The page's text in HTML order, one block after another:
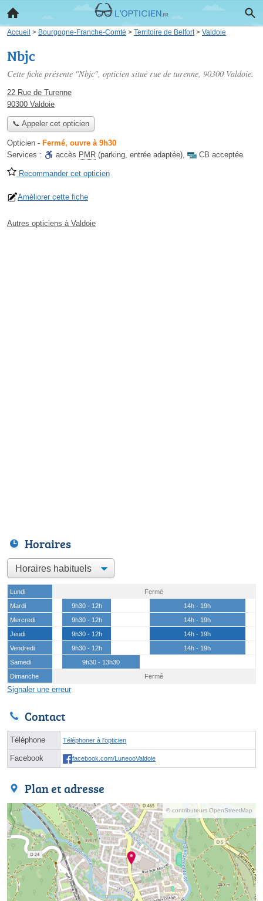
Accueil > Bourgogne-Franche-Comté > Territoire de Belfort> Valdoie
Nbjc
Cette fiche présente "Nbjc", opticien situé rue de turenne, 90300 Valdoie.
22 Rue de Turenne
90300 Valdoie
📞 Appeler cet opticien
Opticien - Fermé, ouvre à 9h30
Services :
accès PMR (parking, entrée adaptée), CB acceptée
Recommander cet opticien
Améliorer cette fiche
Autres opticiens à Valdoie
Horaires
Lundi
Fermé
Mardi
9h30 - 12h
14h - 19h
Mercredi
9h30 - 12h
14h - 19h
Jeudi
9h30 - 12h
14h - 19h
Vendredi
9h30 - 12h
14h - 19h
Samedi
9h30 - 13h30
Dimanche
Fermé
Signaler une erreur
Contact
Téléphone Téléphoner à l'opticien
Facebook facebook.com/LuneooValdoie
Plan et adresse
© contributeurs OpenStreetMap